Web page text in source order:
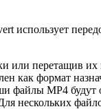
использует
или перетащив их
как формат
файлы MP4 будут
нескольких